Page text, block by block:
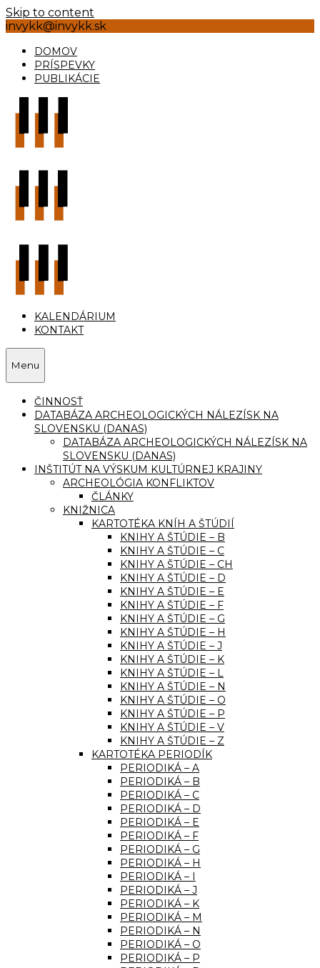
Skip to content
invykk@invykk.sk
DOMOV
PRÍSPEVKY
PUBLIKÁCIE
KALENDÁRIUM
KONTAKT
Menu
ČINNOSŤ
DATABÁZA ARCHEOLOGICKÝCH NÁLEZÍSK NA
SLOVENSKU (DANAS)
DATABÁZA ARCHEOLOGICKÝCH NÁLEZÍSK NA
SLOVENSKU (DANAS)
INŠTITÚT NA VÝSKUM KULTÚRNEJ KRAJINY
ARCHEOLÓGIA KONFLIKTOV
ČLÁNKY
KNIŽNICA
KARTOTÉKA KNÍH A ŠTÚDIÍ
KNIHY A ŠTÚDIE – B
KNIHY A ŠTÚDIE – C
KNIHY A ŠTÚDIE – CH
KNIHY A ŠTÚDIE – D
KNIHY A ŠTÚDIE – E
KNIHY A ŠTÚDIE – F
KNIHY A ŠTÚDIE – G
KNIHY A ŠTÚDIE – H
KNIHY A ŠTÚDIE – J
KNIHY A ŠTÚDIE – K
KNIHY A ŠTÚDIE – L
KNIHY A ŠTÚDIE – N
KNIHY A ŠTÚDIE – O
KNIHY A ŠTÚDIE – P
KNIHY A ŠTÚDIE – V
KNIHY A ŠTÚDIE – Z
KARTOTÉKA PERIODÍK
PERIODIKÁ – A
PERIODIKÁ – B
PERIODIKÁ – C
PERIODIKÁ – D
PERIODIKÁ – E
PERIODIKÁ – F
PERIODIKÁ – G
PERIODIKÁ – H
PERIODIKÁ – I
PERIODIKÁ – J
PERIODIKÁ – K
PERIODIKÁ – M
PERIODIKÁ – N
PERIODIKÁ – O
PERIODIKÁ – P